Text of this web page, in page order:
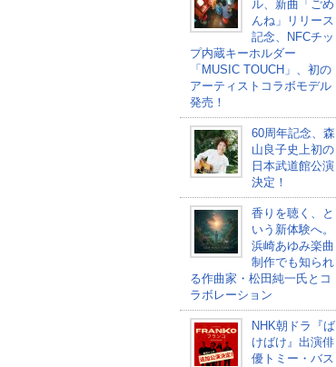
ル、新曲「ごめ
んね」リリース
記念、NFCチッ
プ内蔵キーホルダー
「MUSIC TOUCH」、初の
アーティストコラボモデル
発売！
60周年記念、森
山良子史上初の
日本武道館公演
決定！
香りを聴く、と
いう新体験へ。
浜崎あゆみ楽曲
制作でも知られ
る作曲家・松田純一氏とコ
ラボレーション
NHK朝ドラ『ば
けばけ』出演俳
優トミー・バス